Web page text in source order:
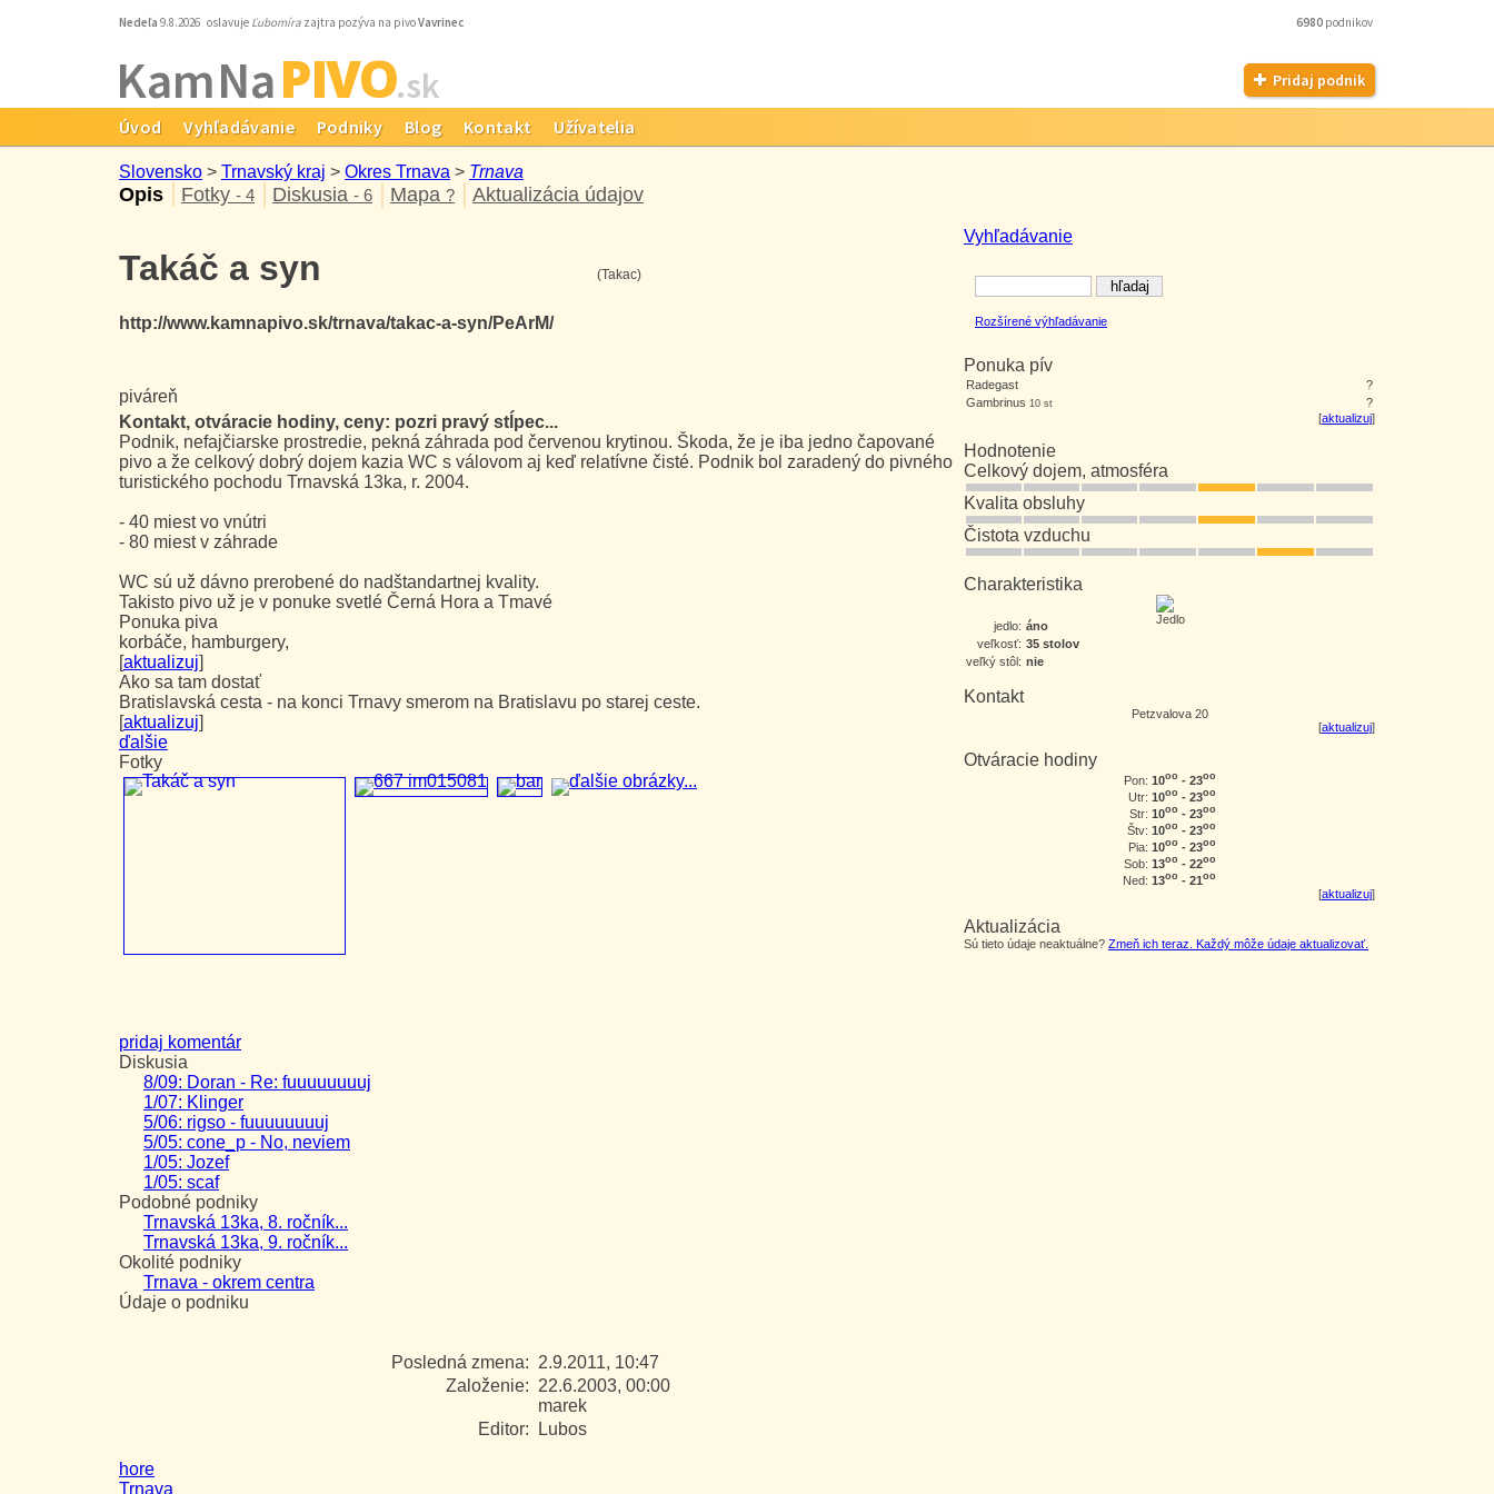
Nedeľa 9.8.2026 oslavuje Ľubomíra zajtra pozýva na pivoVavrinec 6980 podnikov
Kam NaPIVO.sk Pridaj podnik
Úvod Vyhľadávanie Podniky Blog Kontakt Užívatelia
Slovensko > Trnavský kraj > Okres Trnava > Trnava
Opis Fotky - 4 Diskusia - 6 Mapa ? Aktualizácia údajov
Vyhľadávanie
Rozšírené výhľadávanie
Ponuka pív
Radegast
?
Gambrinus 10 st
?
[aktualizuj]
Hodnotenie
Celkový dojem, atmosféra
Kvalita obsluhy
Čistota vzduchu
Charakteristika
jedlo: áno
veľkosť: 35 stolov
veľký stôl: nie
Kontakt
Petzvalova 20
[aktualizuj]
Otváracie hodiny
Pon: 10oo - 23oo
Utr: 10oo - 23oo
Str: 10oo - 23oo
Štv: 10oo - 23oo
Pia: 10oo - 23oo
Sob: 13oo - 22oo
Ned: 13oo - 21oo
[aktualizuj]
Aktualizácia
Sú tieto údaje neaktuálne? Zmeň ich teraz. Každý môže údaje aktualizovať.
Takáč a syn
http://www.kamnapivo.sk/trnava/takac-a-syn/PeArM/
piváreň
(Takac)
Kontakt, otváracie hodiny, ceny: pozri pravý stĺpec...
Podnik, nefajčiarske prostredie, pekná záhrada pod červenou krytinou. Škoda, že je iba jedno čapované
pivo a že celkový dobrý dojem kazia WC s válovom aj keď relatívne čisté. Podnik bol zaradený do pivného
turistického pochodu Trnavská 13ka, r. 2004.
- 40 miest vo vnútri
- 80 miest v záhrade
WC sú už dávno prerobené do nadštandartnej kvality.
Takisto pivo už je v ponuke svetlé Černá Hora a Tmavé
Ponuka piva
korbáče, hamburgery,
[aktualizuj]
Ako sa tam dostať
Bratislavská cesta - na konci Trnavy smerom na Bratislavu po starej ceste.
[aktualizuj]
ďalšie
Fotky
pridaj komentár
Diskusia
8/09: Doran - Re: fuuuuuuuuj
1/07: Klinger
5/06: rigso - fuuuuuuuuj
5/05: cone_p - No, neviem
1/05: Jozef
1/05: scaf
Podobné podniky
Trnavská 13ka, 8. ročník...
Trnavská 13ka, 9. ročník...
Okolité podniky
Trnava - okrem centra
Údaje o podniku
Posledná zmena: 2.9.2011, 10:47
Založenie: 22.6.2003, 00:00
marek
Editor:
Lubos
hore
Trnava